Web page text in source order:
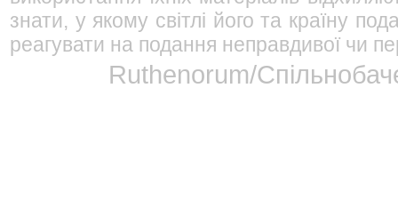
знати, у якому світлі його та країну
реагувати на подання неправдивої чи
Ruthenorum/